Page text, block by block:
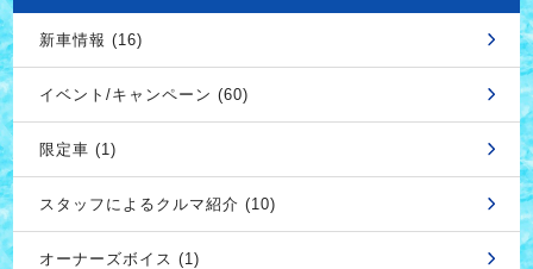
新車情報 (16)
イベント/キャンペーン (60)
限定車 (1)
スタッフによるクルマ紹介 (10)
オーナーズボイス (1)